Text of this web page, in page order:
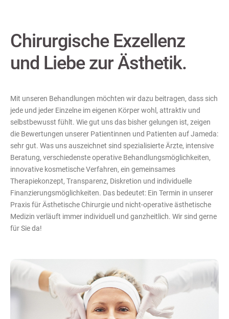
Chirurgische Exzellenz
und Liebe zur Ästhetik.
Mit unseren Behandlungen möchten wir dazu beitragen, dass sich
jede und jeder Einzelne im eigenen Körper wohl, attraktiv und
selbstbewusst fühlt. Wie gut uns das bisher gelungen ist, zeigen
die Bewertungen unserer Patientinnen und Patienten auf Jameda:
sehr gut. Was uns auszeichnet sind spezialisierte Ärzte, intensive
Beratung, verschiedenste operative Behandlungsmöglichkeiten,
innovative kosmetische Verfahren, ein gemeinsames
Therapiekonzept, Transparenz, Diskretion und individuelle
Finanzierungsmöglichkeiten. Das bedeutet: Ein Termin in unserer
Praxis für Ästhetische Chirurgie und nicht-operative ästhetische
Medizin verläuft immer individuell und ganzheitlich. Wir sind gerne
für Sie da!